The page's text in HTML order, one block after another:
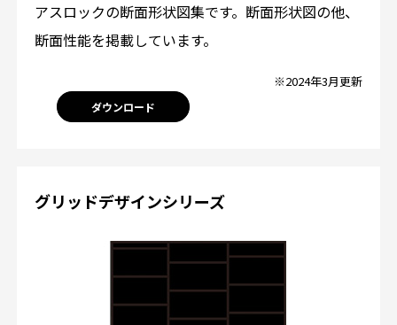
アスロックの断面形状図集です。断面形状図の他、
断面性能を掲載しています。
※2024年3月更新
ダウンロード
グリッドデザインシリーズ